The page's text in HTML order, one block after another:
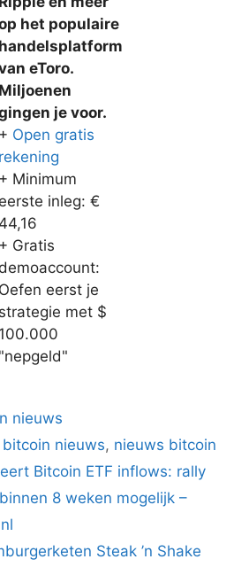
het populaire
handelsplatform
eToro.
Miljoenen
je voor.
+ Open gratis
rekening
+ Minimum
eerste inleg: €
44,16
+ Gratis
demoaccount:
Oefen eerst je
strategie met $
100.000
"nepgeld"
nieuws
bitcoin nieuws, nieuws bitcoin
Bitcoin ETF inflows: rally
8 weken mogelijk –
Steak ’n Shake